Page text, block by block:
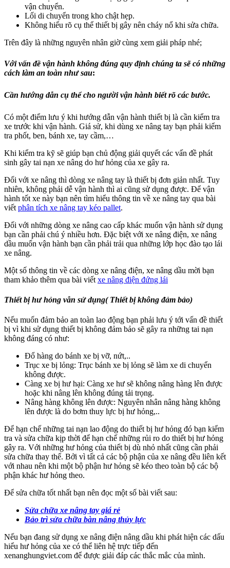
vận chuyển.
Lối di chuyển trong kho chật hẹp.
Không hiểu rõ cụ thể thiết bị gây nên cháy nổ khi sửa chữa.
Trên đây là những nguyên nhân giờ cùng xem giải pháp nhé;
Với vấn đề vận hành không đúng quy định chúng ta sẽ có những
cách làm an toàn như sau:
Cần hướng dẫn cụ thể cho người vận hành biết rõ các bước.
Có một điểm lưu ý khi hướng dẫn vận hành thiết bị là cần kiểm tra
xe trước khi vận hành. Giá sử, khi dùng xe nâng tay bạn phải kiểm
tra phốt, ben, bánh xe, tay cầm,…
Khi kiểm tra kỹ sẽ giúp bạn chủ động giải quyết các vấn đề phát
sinh gây tai nạn xe nâng do hư hỏng của xe gây ra.
Đối với xe nâng thì dòng xe nâng tay là thiết bị đơn giản nhất. Tuy
nhiên, không phải dễ vận hành thì ai cũng sử dụng được. Để vận
hành tốt xe này bạn nên tìm hiểu thông tin về xe nâng tay qua bài
viết phân tích xe nâng tay kéo pallet.
Đối với những dòng xe nâng cao cấp khác muốn vận hành sử dụng
bạn cần phải chú ý nhiều hơn. Đặc biệt với xe nâng điện, xe nâng
dầu muốn vận hành bạn cần phải trải qua những lớp học đào tạo lái
xe nâng.
Một số thông tin về các dòng xe nâng điện, xe nâng dầu mời bạn
tham khảo thêm qua bài viết xe nâng điện đứng lái
Thiết bị hư hỏng vẫn sử dụng( Thiết bị không đảm bảo)
Nếu muốn đảm bảo an toàn lao động bạn phải lưu ý tới vấn đề thiết
bị vì khi sử dụng thiết bị không đảm bảo sẽ gây ra những tai nạn
không đáng có như:
Đổ hàng do bánh xe bị vỡ, nứt,..
Trục xe bị lỏng: Trục bánh xe bị lỏng sẽ làm xe di chuyển
không được.
Càng xe bị hư hại: Càng xe hư sẽ không nâng hàng lên được
hoặc khi nâng lên không đúng tải trọng.
Nâng hàng không lên được: Nguyên nhân nâng hàng không
lên được là do bơm thuy lực bị hư hỏng,..
Để hạn chế những tai nạn lao động do thiết bị hư hỏng đó bạn kiểm
tra và sửa chữa kịp thời để hạn chế những rủi ro do thiết bị hư hỏng
gây ra. Với những hư hỏng của thiết bị dù nhỏ nhất cũng cần phải
sửa chữa thay thế. Bởi vì tất cả các bộ phận của xe nâng đều liên kết
với nhau nên khi một bộ phận hư hỏng sẽ kéo theo toàn bộ các bộ
phận khác hư hỏng theo.
Để sửa chữa tốt nhất bạn nên đọc một số bài viết sau:
Sửa chữa xe nâng tay giá rẻ
Bảo trì sửa chữa bàn nâng thủy lực
Nếu bạn đang sử dụng xe nâng điện nâng dầu khi phát hiện các dấu
hiểu hư hỏng của xe có thể liên hệ trực tiếp đến
xenanghungviet.com để được giải đáp các thắc mắc của mình.